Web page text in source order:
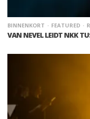
BINNENKORT FEATURED
VAN NEVEL LEIDT NKK